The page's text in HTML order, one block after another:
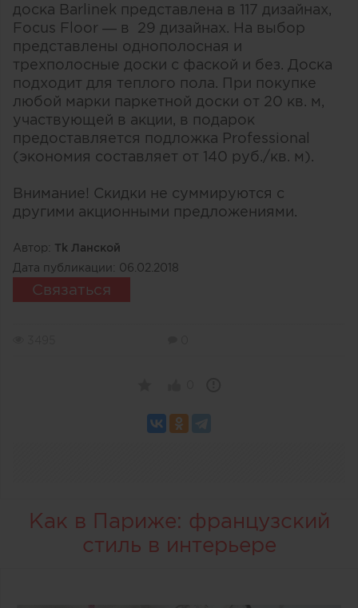
доска Barlinek представлена в 117 дизайнах,
Focus Floor — в 29 дизайнах. На выбор
представлены однополосная и
трехполосные доски с фаской и без. Доска
подходит для теплого пола. При покупке
любой марки паркетной доски от 20 кв. м,
участвующей в акции, в подарок
предоставляется подложка Professional
(экономия составляет от 140 руб./кв. м).
Внимание! Скидки не суммируются с
другими акционными предложениями.
Автор: Тk Ланской
Дата публикации: 06.02.2018
Связаться
Как в Париже: французский
стиль в интерьере